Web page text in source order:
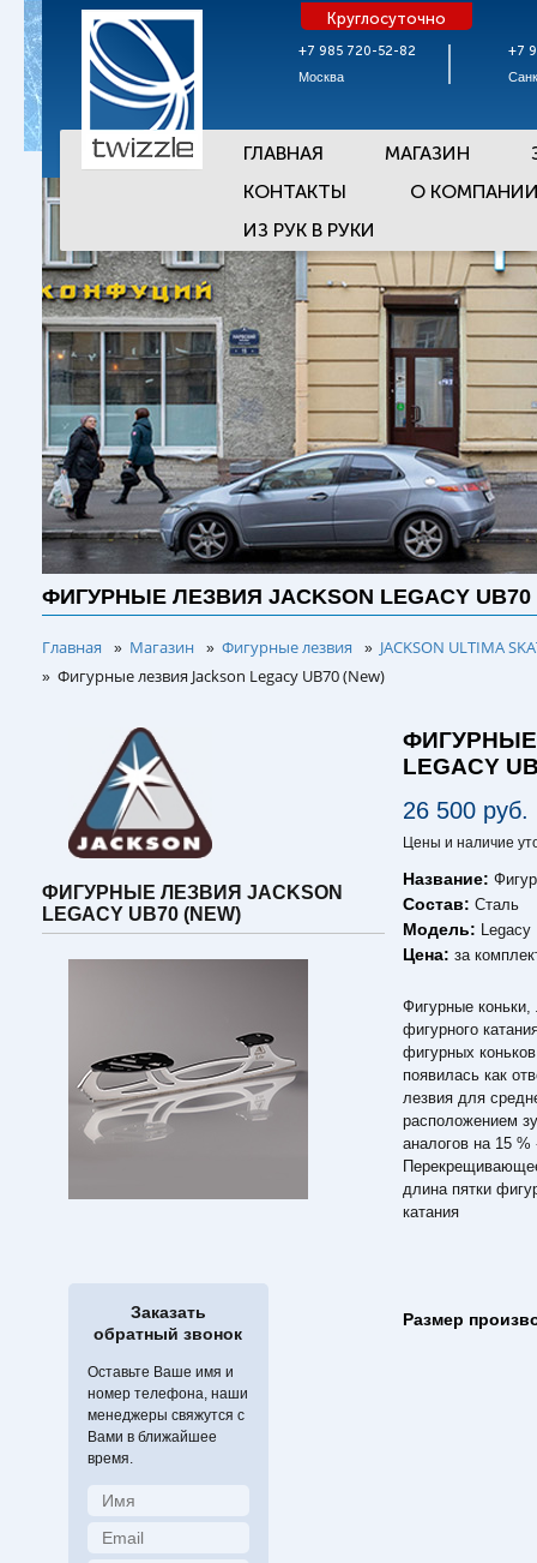
+7 985 720-52-82
Москва
Круглосуточно
+7
ГЛАВНАЯ МАГАЗИН
КОНТАКТЫ
О
ИЗ РУК В РУКИ
ФИГУРНЫЕ ЛЕЗВИЯ JACKSON LEGACY UB70
Главная » Магазин » Фигурные лезвия » JACKSON ULTIMA
» Фигурные лезвия Jackson Legacy UB70 (New)
ФИГУРНЫЕ ЛЕЗВИЯ JACKSON
LEGACY UB70 (NEW)
Заказать
обратный звонок
Оставьте Ваше имя и
номер телефона, наши
менеджеры свяжутся с
Вами в ближайшее
время.
ФИГУРНЫЕ
LEGACY
26 500 руб.
Цены и наличие
Название:
Состав:Сталь
Модель: Legacy
Цена:за
Фигурные
фигурного
фигурных
появилась как
лезвия для
расположением
аналогов на 15
длина пятки
катания
Размер